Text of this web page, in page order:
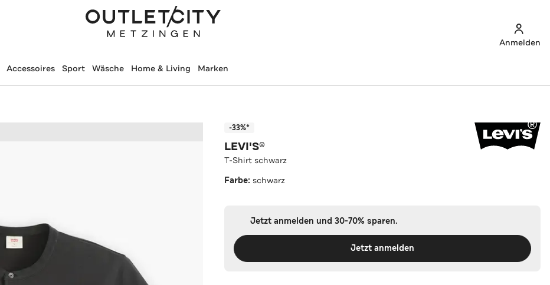
Anmelden
Accessoires Sport Wäsche Home & Living Marken
-33%*
LEVI'S®
T-Shirt schwarz
Farbe: schwarz
Jetzt anmelden und 30-70% sparen.
Jetzt anmelden